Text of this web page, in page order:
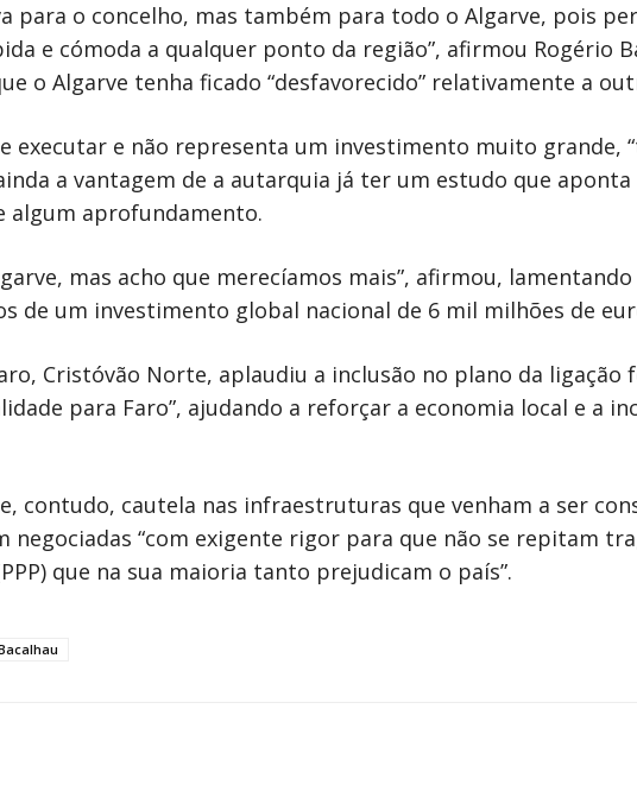
para o concelho, mas também para todo o Algarve, pois
e cómoda a qualquer ponto da região”, afirmou Rogério
o Algarve tenha ficado “desfavorecido” relativamente a
executar e não representa um investimento muito grande,
a vantagem de a autarquia já ter um estudo que
algum aprofundamento.
mas acho que merecíamos mais”, afirmou, lamentando
de um investimento global nacional de 6 mil milhões de
Cristóvão Norte, aplaudiu a inclusão no plano da ligação
para Faro”, ajudando a reforçar a economia local e a
contudo, cautela nas infraestruturas que venham a ser
negociadas “com exigente rigor para que não se repitam
que na sua maioria tanto prejudicam o país”.